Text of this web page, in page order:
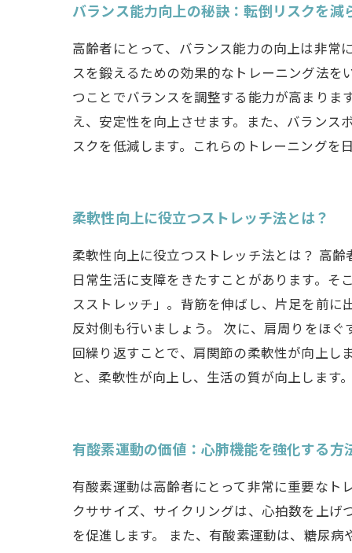
バランス能力向上の秘訣：転倒リスクを減
高齢者にとって、バランス能力の向上は非常
スを鍛えるための効果的なトレーニング法
つことでバランスを調整する能力が高まりま
え、安定性を向上させます。また、バラン
スクを低減します。これらのトレーニング
柔軟性向上に役立つストレッチ法とは？
柔軟性向上に役立つストレッチ法とは？ 高
日常生活に支障をきたすことがあります。そ
スストレッチ」。背筋を伸ばし、片足を前に
反対側も行いましょう。 次に、肩周りをほ
回繰り返すことで、肩関節の柔軟性が向上し
と、柔軟性が向上し、生活の質が向上します
有酸素運動の価値：心肺機能を強化する方
有酸素運動は高齢者にとって非常に重要なト
クササイズ、サイクリングは、心拍数を上
を促進します。 また、有酸素運動は、糖尿